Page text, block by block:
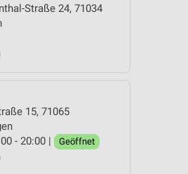
Straße 24, 71034
15, 71065
- 20:00 |
Geöffnet